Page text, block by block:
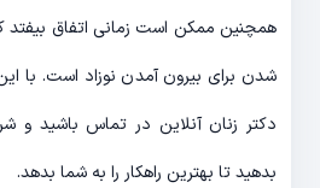
همچنین ممکن است زمانی اتفاق بیفتد
شدن برای بیرون آمدن نوزاد است. با
دکتر زنان آنلاین در تماس باشید و
بدهید تا بهترین راهکار را به شما بدهد.